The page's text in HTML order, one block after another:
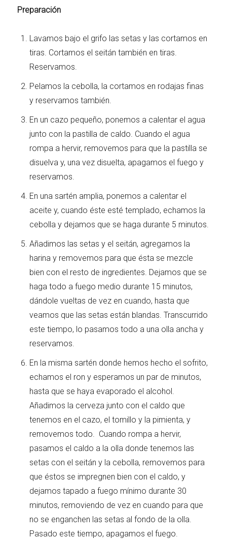
Preparación
Lavamos bajo el grifo las setas y las cortamos en
tiras. Cortamos el seitán también en tiras.
Reservamos.
Pelamos la cebolla, la cortamos en rodajas finas
y reservamos también.
En un cazo pequeño, ponemos a calentar el agua
junto con la pastilla de caldo. Cuando el agua
rompa a hervir, removemos para que la pastilla se
disuelva y, una vez disuelta, apagamos el fuego y
reservamos.
En una sartén amplia, ponemos a calentar el
aceite y, cuando éste esté templado, echamos la
cebolla y dejamos que se haga durante 5 minutos.
Añadimos las setas y el seitán, agregamos la
harina y removemos para que ésta se mezcle
bien con el resto de ingredientes. Dejamos que se
haga todo a fuego medio durante 15 minutos,
dándole vueltas de vez en cuando, hasta que
veamos que las setas están blandas. Transcurrido
este tiempo, lo pasamos todo a una olla ancha y
reservamos.
En la misma sartén donde hemos hecho el sofrito,
echamos el ron y esperamos un par de minutos,
hasta que se haya evaporado el alcohol.
Añadimos la cerveza junto con el caldo que
tenemos en el cazo, el tomillo y la pimienta, y
removemos todo. Cuando rompa a hervir,
pasamos el caldo a la olla donde tenemos las
setas con el seitán y la cebolla, removemos para
que éstos se impregnen bien con el caldo, y
dejamos tapado a fuego mínimo durante 30
minutos, removiendo de vez en cuando para que
no se enganchen las setas al fondo de la olla.
Pasado este tiempo, apagamos el fuego.